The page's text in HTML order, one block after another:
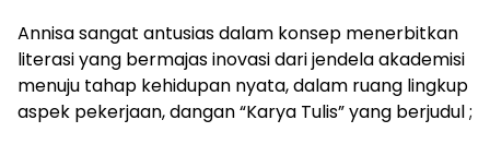
Annisa sangat antusias dalam konsep menerbitkan
literasi yang bermajas inovasi dari jendela akademisi
menuju tahap kehidupan nyata, dalam ruang lingkup
aspek pekerjaan, dangan “Karya Tulis” yang berjudul ;